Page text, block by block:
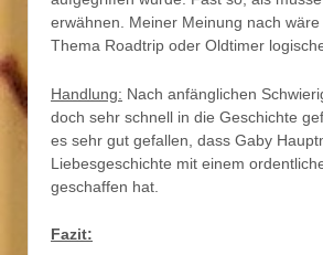
erwähnen. Meiner Meinung nach wäre
Thema Roadtrip oder Oldtimer
Handlung: Nach anfänglichen
doch sehr schnell in die Geschichte
es sehr gut gefallen, dass Gaby
Liebesgeschichte mit einem
geschaffen hat.
Fazit: